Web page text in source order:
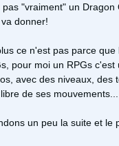
pas "vraiment" un
donner!
ce n'est pas parce
pour moi un RPGs
avec des niveaux, des
de ses mouvements...
un peu la suite et le